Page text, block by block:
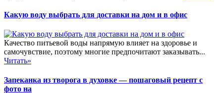
Какую воду выбрать для доставки на дом и в офис
Качество питьевой воды напрямую влияет на здоровье и
самочувствие, поэтому многие предпочитают заказывать...
Читать»
Запеканка из творога в духовке — пошаговый рецепт с
фото на